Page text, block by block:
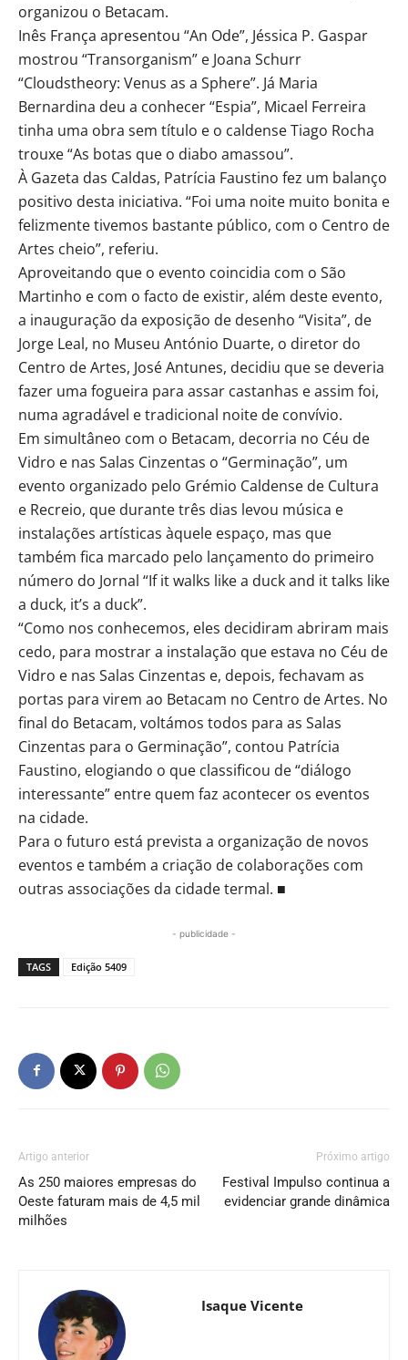
organizou o Betacam.
Inês França apresentou “An Ode”, Jéssica P. Gaspar
mostrou “Transorganism” e Joana Schurr
“Cloudstheory: Venus as a Sphere”. Já Maria
Bernardina deu a conhecer “Espia”, Micael Ferreira
tinha uma obra sem título e o caldense Tiago Rocha
trouxe “As botas que o diabo amassou”.
À Gazeta das Caldas, Patrícia Faustino fez um balanço
positivo desta iniciativa. “Foi uma noite muito bonita e
felizmente tivemos bastante público, com o Centro de
Artes cheio”, referiu.
Aproveitando que o evento coincidia com o São
Martinho e com o facto de existir, além deste evento,
a inauguração da exposição de desenho “Visita”, de
Jorge Leal, no Museu António Duarte, o diretor do
Centro de Artes, José Antunes, decidiu que se deveria
fazer uma fogueira para assar castanhas e assim foi,
numa agradável e tradicional noite de convívio.
Em simultâneo com o Betacam, decorria no Céu de
Vidro e nas Salas Cinzentas o “Germinação”, um
evento organizado pelo Grémio Caldense de Cultura
e Recreio, que durante três dias levou música e
instalações artísticas àquele espaço, mas que
também fica marcado pelo lançamento do primeiro
número do Jornal “If it walks like a duck and it talks like
a duck, it’s a duck”.
“Como nos conhecemos, eles decidiram abriram mais
cedo, para mostrar a instalação que estava no Céu de
Vidro e nas Salas Cinzentas e, depois, fechavam as
portas para virem ao Betacam no Centro de Artes. No
final do Betacam, voltámos todos para as Salas
Cinzentas para o Germinação”, contou Patrícia
Faustino, elogiando o que classificou de “diálogo
interessante” entre quem faz acontecer os eventos
na cidade.
Para o futuro está prevista a organização de novos
eventos e também a criação de colaborações com
outras associações da cidade termal. ■
- publicidade -
TAGS Edição 5409
Artigo anterior
As 250 maiores empresas do
Oeste faturam mais de 4,5 mil
milhões
Próximo artigo
Festival Impulso continua a
evidenciar grande dinâmica
Isaque Vicente